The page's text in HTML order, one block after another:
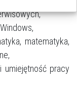
matematyka,
umiejętność pracy
zgodę na
danych w powyższych
zgodę możesz
przetwarzanie
dowiedzieć się więcej